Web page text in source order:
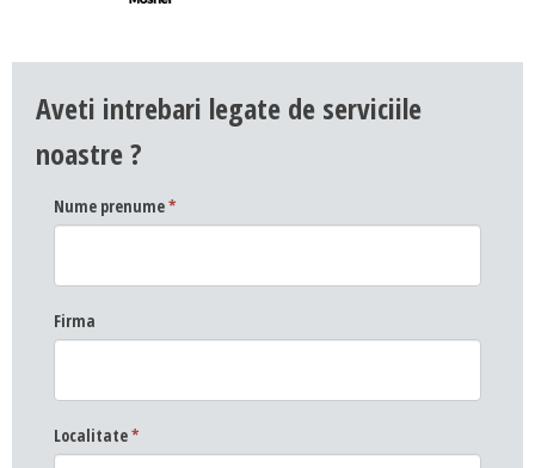
Identitate vizuala, imagine
Grafica publicitara
Grafica pentru print
Aveti intrebari legate de serviciile
noastre ?
Nume prenume*
Firma
Localitate*